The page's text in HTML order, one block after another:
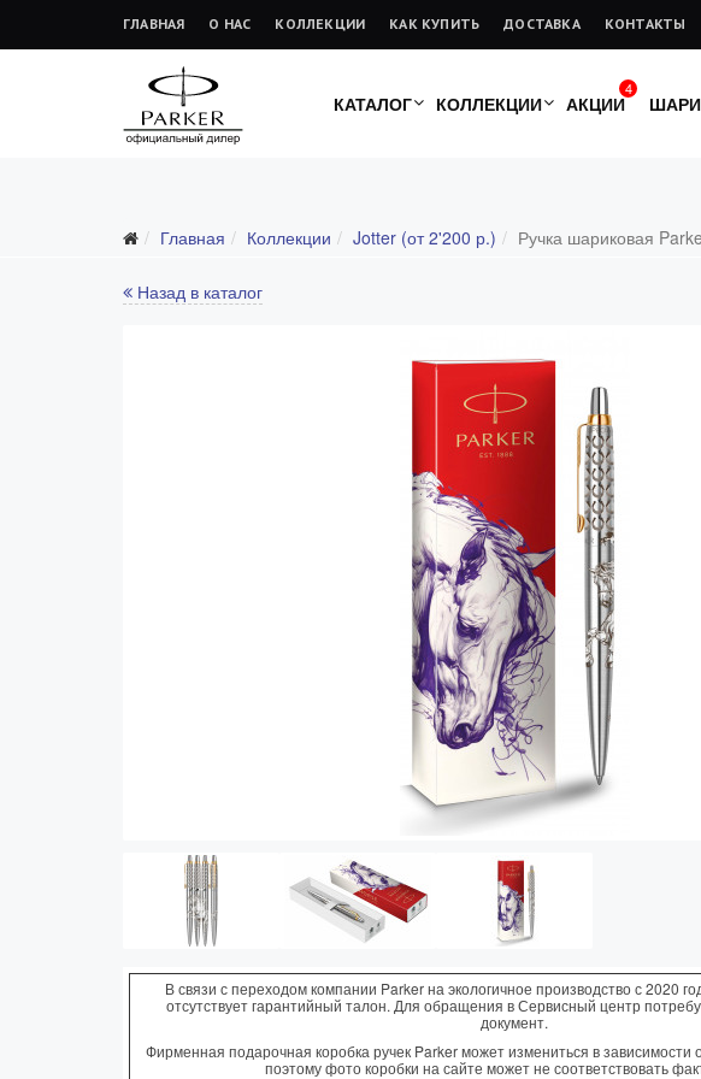
ГЛАВНАЯ О НАС КОЛЛЕКЦИИ КАК КУПИТЬ ДОСТАВКА КОНТАКТЫ
КАТАЛОГ КОЛЛЕКЦИИ
4
АКЦИИ
Главная Коллекции Jotter (от 2'200 р.) Ручка шариковая
Назад в каталог
В связи с переходом компании Parker на экологичное производство с 2020
отсутствует гарантийный талон. Для обращения в Сервисный центр
документ.
Фирменная подарочная коробка ручек Parker может измениться в зависимости
поэтому фото коробки на сайте может не соответствовать
Все коллекции
Duofold (от 66'316 р.)